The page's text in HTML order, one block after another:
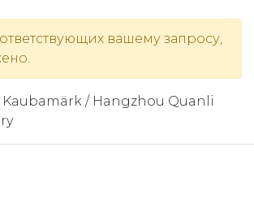
вашему запросу,
Kaubamärk / Hangzhou Quanli